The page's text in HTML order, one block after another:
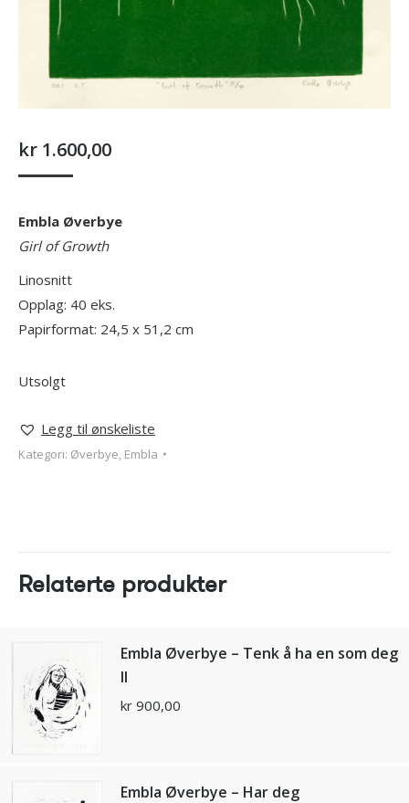
kr 1.600,00
Embla Øverbye
Girl of Growth
Linosnitt
Opplag: 40 eks.
Papirformat: 24,5 x 51,2 cm
Utsolgt
Legg til ønskeliste
Kategori: Øverbye, Embla
Relaterte produkter
Embla Øverbye – Tenk å ha en som deg
ll
kr 900,00
Embla Øverbye – Har deg